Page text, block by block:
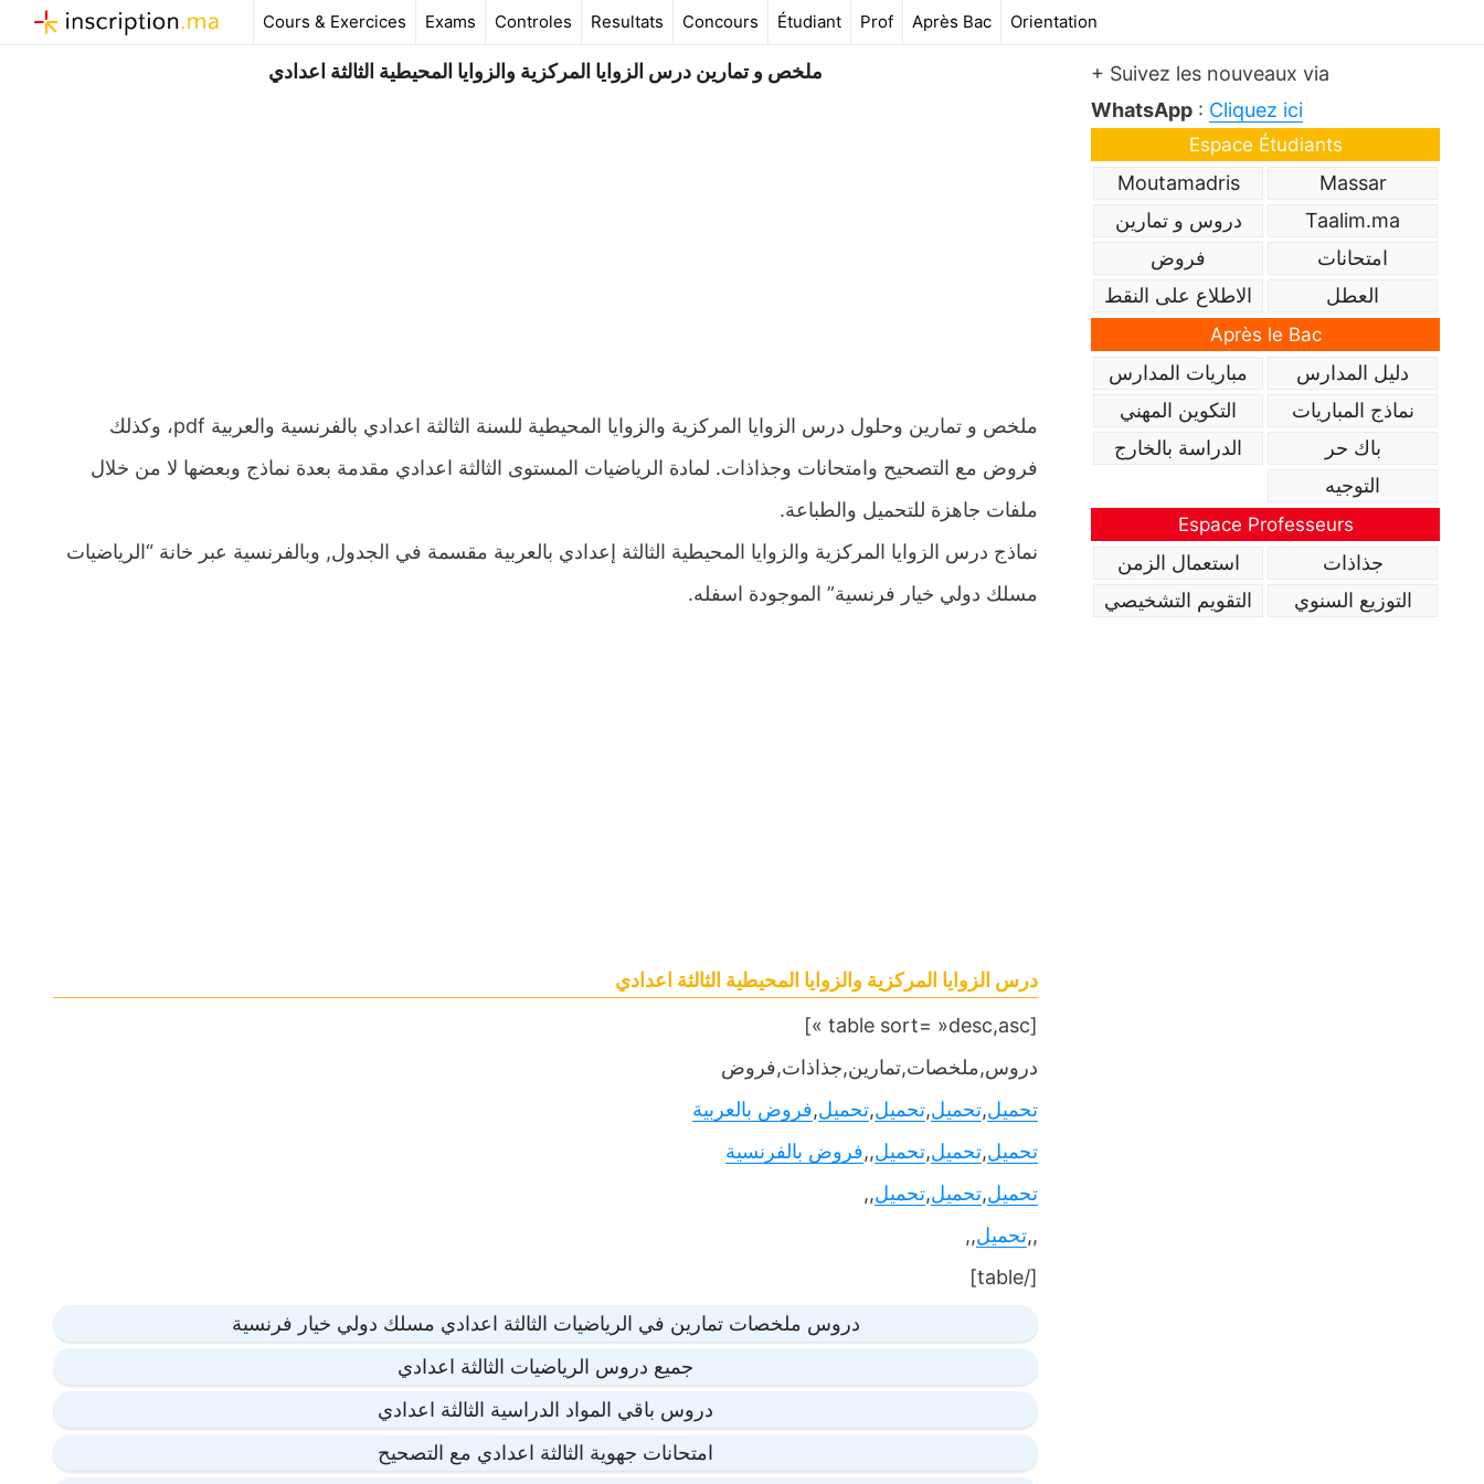
au
Cours & Exercices Exams Controles Resultats Concours Étudiant Prof Après Bac Orientation
ملخص و تمارين درس الزوايا المركزية والزوايا المحيطية الثالثة اعدادي
ملخص و تمارين وحلول درس الزوايا المركزية والزوايا المحيطية للسنة الثالثة اعدادي بالفرنسية والعربية pdf، وكذلك
فروض مع التصحيح وامتحانات وجذاذات. لمادة الرياضيات المستوى الثالثة اعدادي مقدمة بعدة نماذج وبعضها لا من خلال
ملفات جاهزة للتحميل والطباعة.
نماذج درس الزوايا المركزية والزوايا المحيطية الثالثة إعدادي بالعربية مقسمة في الجدول, وبالفرنسية عبر خانة “الرياضيات
مسلك دولي خيار فرنسية” الموجودة اسفله.
درس الزوايا المركزية والزوايا المحيطية الثالثة اعدادي
[table sort= »desc,asc »]
دروس,ملخصات,تمارين,جذاذات,فروض
تحميل,تحميل,تحميل,تحميل,فروض بالعربية
تحميل,تحميل,تحميل,,فروض بالفرنسية
تحميل,تحميل,تحميل,,
,,تحميل,,
[/table]
دروس ملخصات تمارين في الرياضيات الثالثة اعدادي مسلك دولي خيار فرنسية
جميع دروس الرياضيات الثالثة اعدادي
دروس باقي المواد الدراسية الثالثة اعدادي
امتحانات جهوية الثالثة اعدادي مع التصحيح
+ Suivez les nouveaux via
WhatsApp : Cliquez ici
Espace Étudiants
Massar
Moutamadris
Taalim.ma
دروس و تمارين
امتحانات
فروض
العطل
الاطلاع على النقط
Après le Bac
دليل المدارس
مباريات المدارس
نماذج المباريات
التكوين المهني
باك حر
الدراسة بالخارج
التوجيه
Espace Professeurs
جذاذات
استعمال الزمن
التوزيع السنوي
التقويم التشخيصي